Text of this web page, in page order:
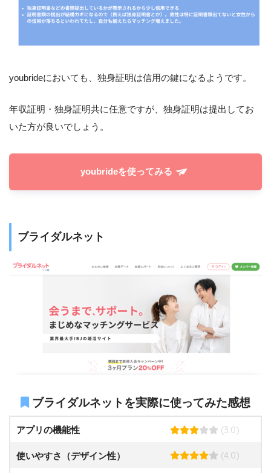
youbrideにおいても、独身証明は信用の鍵になるようです。
年収証明・独身証明共に任意ですが、独身証明は提出してお
いた方が良いでしょう。
youbrideを使ってみる
ブライダルネット
ブライダルネットを実際に使ってみた感想
アプリの機能性 (3.0)
使いやすさ（デザイン性） (4.0)